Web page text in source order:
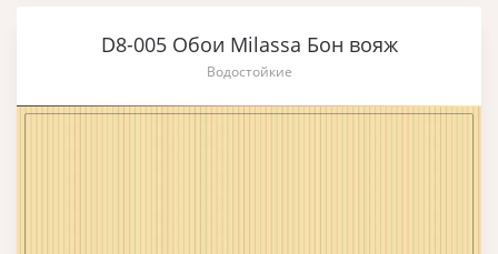
D8-005 Обои Milassa Бон вояж
Водостойкие